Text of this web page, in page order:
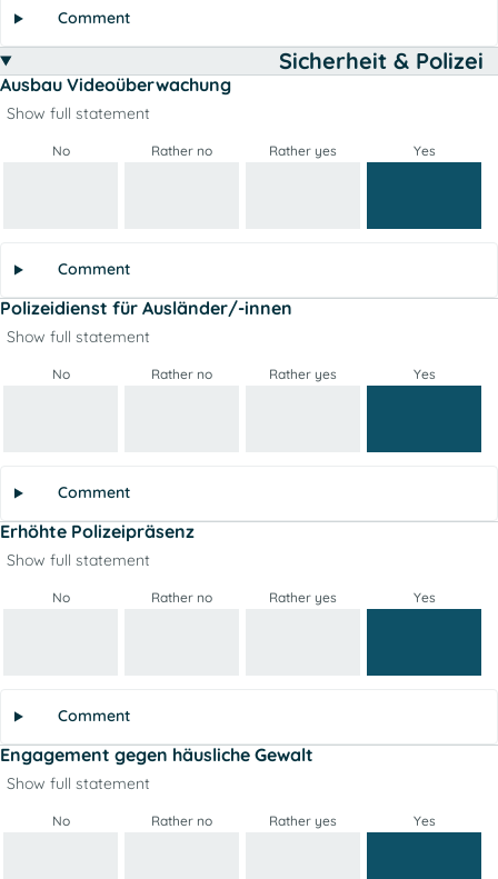
Comment
Sicherheit & Polizei
Ausbau Videoüberwachung
Show full statement
No Rather no Rather yes Yes
Comment
Polizeidienst für Ausländer/-innen
Show full statement
No Rather no Rather yes Yes
Comment
Erhöhte Polizeipräsenz
Show full statement
No Rather no Rather yes Yes
Comment
Engagement gegen häusliche Gewalt
Show full statement
No Rather no Rather yes Yes